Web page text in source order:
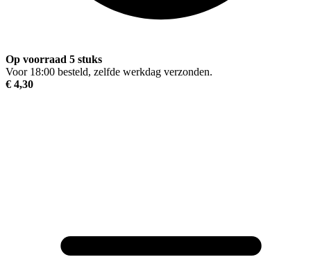
Op voorraad 5 stuks
Voor 18:00 besteld, zelfde werkdag verzonden.
€ 4,30